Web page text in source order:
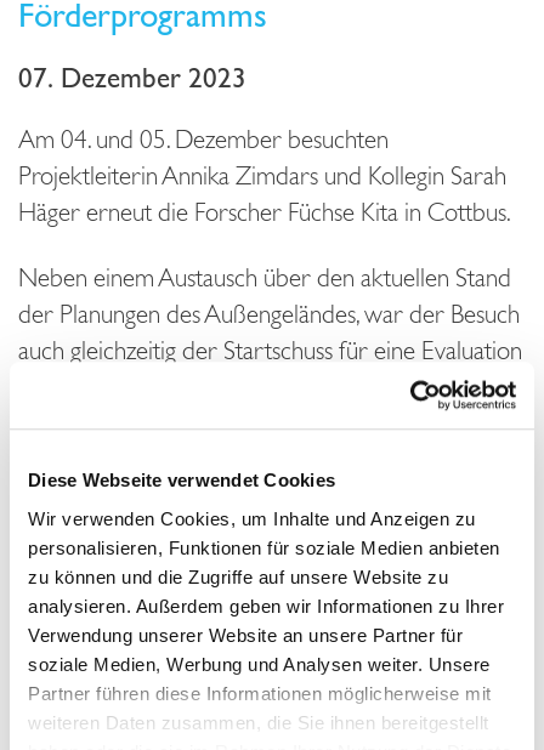
Diese Webseite verwendet Cookies
Wir verwenden Cookies, um Inhalte und Anzeigen zu
personalisieren, Funktionen für soziale Medien anbieten
zu können und die Zugriffe auf unsere Website zu
analysieren. Außerdem geben wir Informationen zu Ihrer
Verwendung unserer Website an unsere Partner für
soziale Medien, Werbung und Analysen weiter. Unsere
Partner führen diese Informationen möglicherweise mit
weiteren Daten zusammen, die Sie ihnen bereitgestellt
Förderprogramms
07. Dezember 2023
Am 04. und 05. Dezember besuchten
Projektleiterin Annika Zimdars und Kollegin Sarah
Häger erneut die Forscher Füchse Kita in Cottbus.
Neben einem Austausch über den aktuellen Stand
der Planungen des Außengeländes, war der Besuch
auch gleichzeitig der Startschuss für eine Evaluation
des Förderprogramms Forscher Füchse.
Füchse zu bewerten. Fragen wie das Programm in
den Kindertageseinrichtungen umgesetzt wird, ob
Anpassungen notwendig sind und ob eine MINT-
Förderung in Kindertageseinrichtungen auch den
Übergang der Kinder in die Grundschule
erleichtert, sollen dabei beantwortet werden.
Wir sind sehr gespannt auf die Ergebnisse und